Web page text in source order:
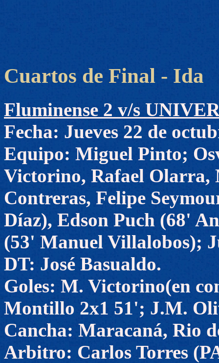
Cuartos de Final - Ida
Fluminense 2 v/s
Fecha: Jueves 22 de
Equipo: Miguel Pinto;
Victorino, Rafael Olarra,
Contreras, Felipe
Díaz), Edson Puch (68'
(53' Manuel Villalobos);
DT: José Basualdo.
Goles: M. Victorino(en
Montillo 2x1 51'; J.M.
Cancha: Maracaná, Rio
Arbitro: Carlos Torres